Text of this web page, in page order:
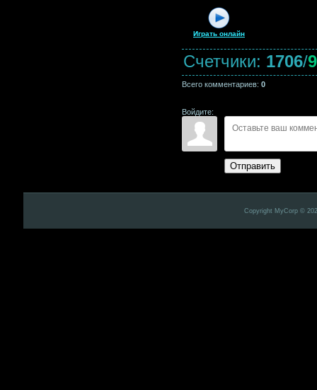
Играть онлайн
Счетчики: 1706/
Всего комментариев: 0
Войдите:
Отправить
Copyright MyCorp ©